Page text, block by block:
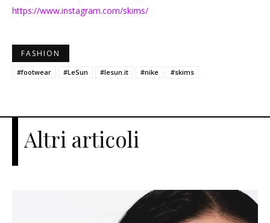
https://www.instagram.com/skims/
FASHION
#footwear #LeSun #lesun.it #nike #skims
Altri articoli